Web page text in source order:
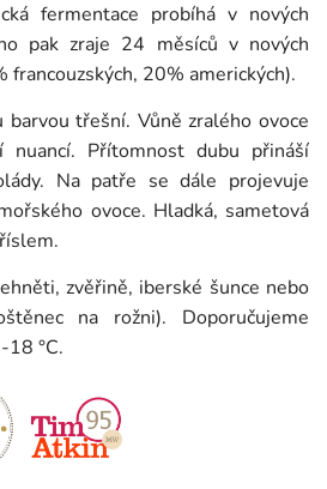
fermentace probíhá v nových
pak zraje 24 měsíců v nových
francouzských, 20% amerických).
třešní. Vůně zralého ovoce
nuancí. Přítomnost dubu přináší
Na patře se dále projevuje
ovoce. Hladká, sametová
zvěřině, iberské šunce nebo
na rožni). Doporučujeme
°C.